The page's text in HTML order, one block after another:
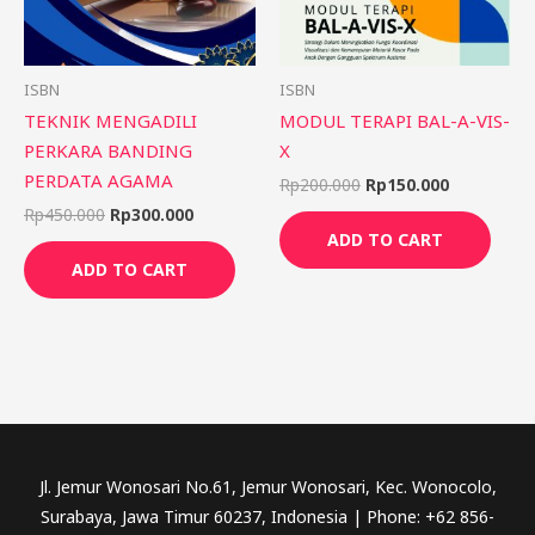
ISBN
TEKNIK MENGADILI
PERKARA BANDING
PERDATA AGAMA
Rp450.000 Rp300.000
ADD TO CART
ISBN
MODUL TERAPI BAL-A-VIS-
X
Rp200.000 Rp150.000
ADD TO CART
Jl. Jemur Wonosari No.61, Jemur Wonosari, Kec. Wonocolo,
Surabaya, Jawa Timur 60237, Indonesia | Phone: +62 856-